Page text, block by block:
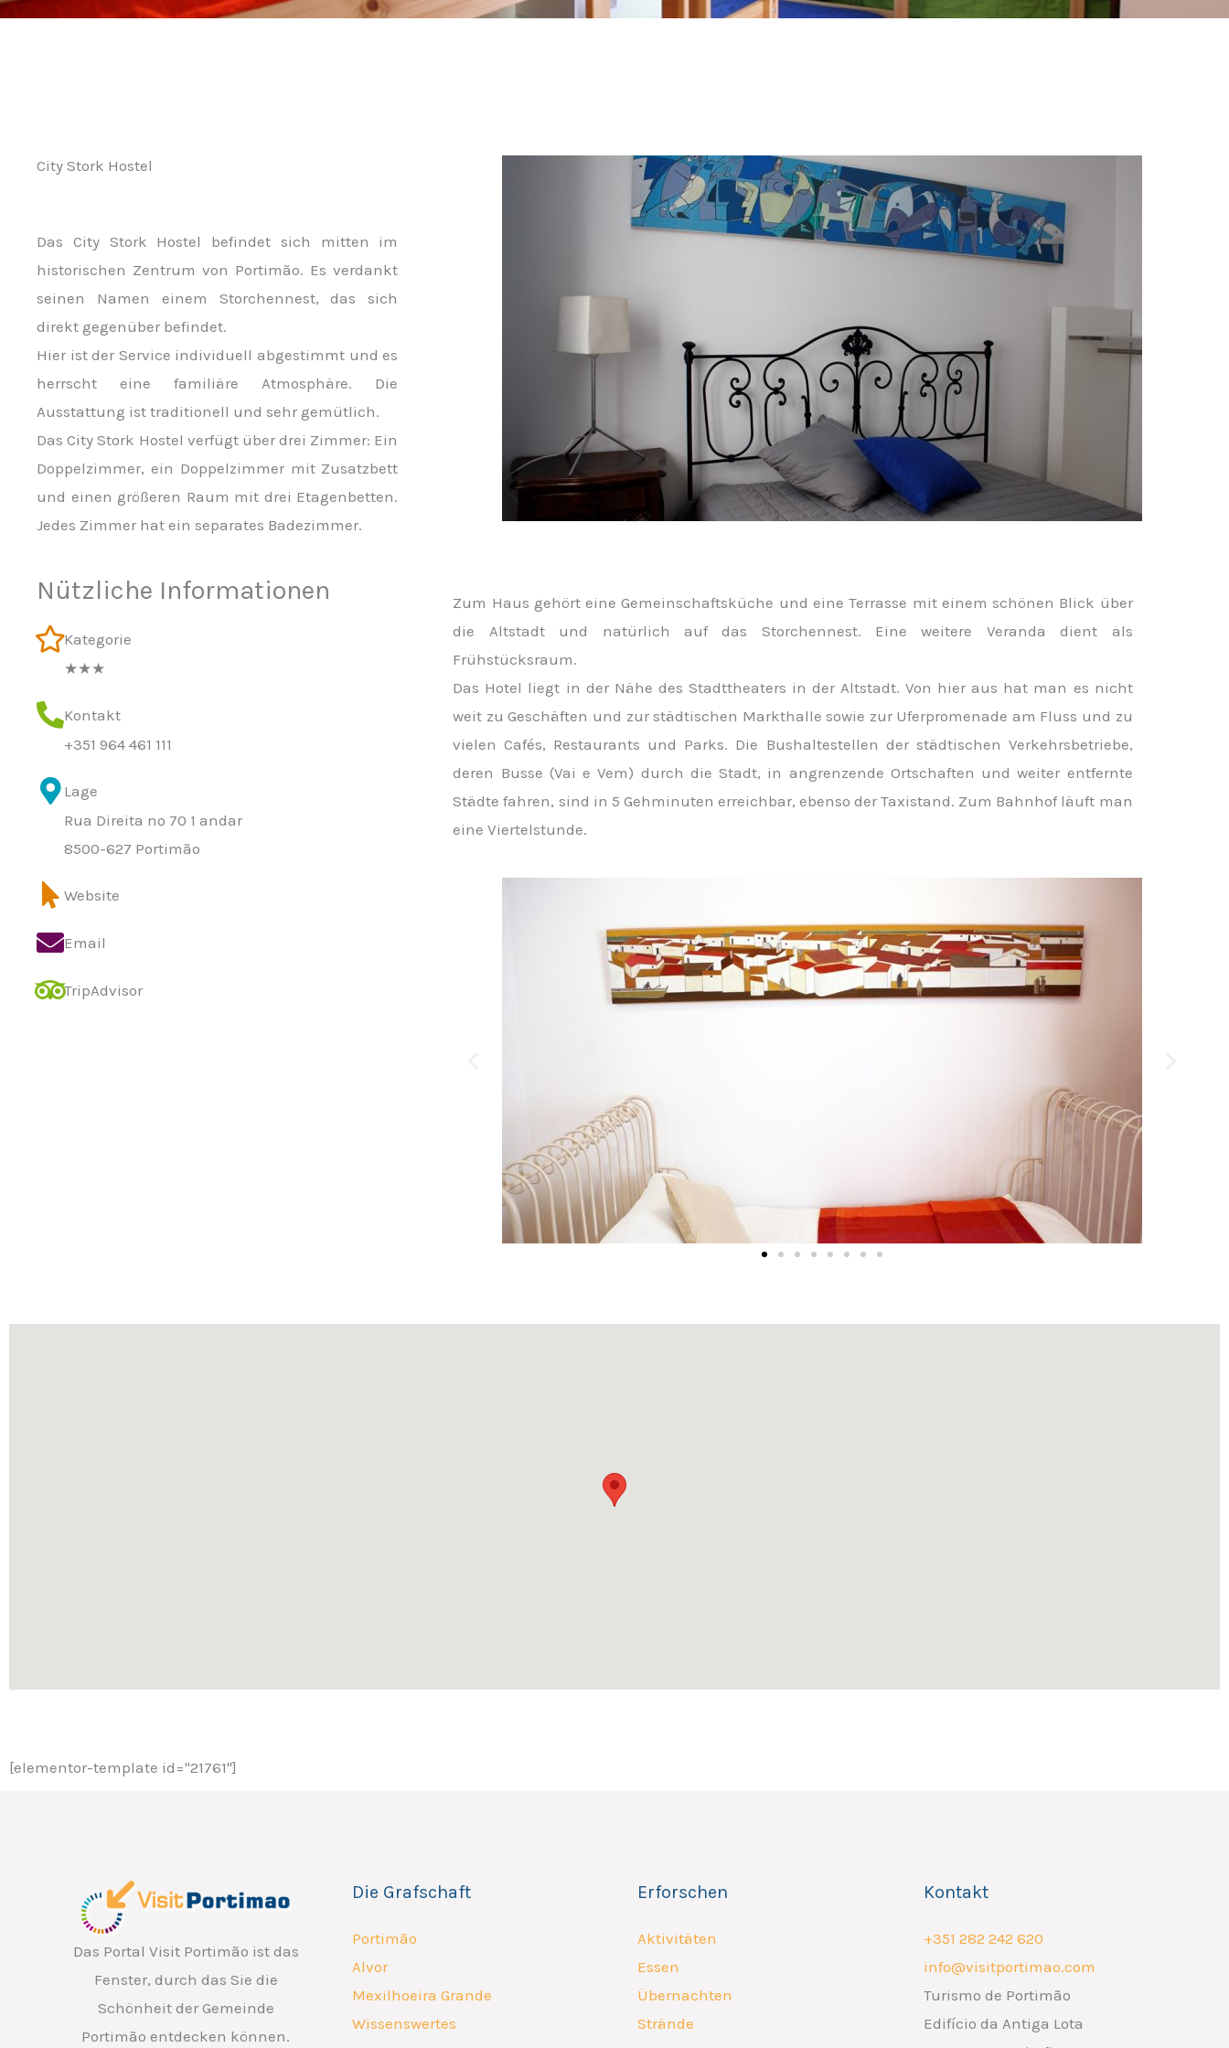
City Stork Hostel
Das City Stork Hostel befindet sich mitten im
historischen Zentrum von Portimão. Es verdankt
seinen Namen einem Storchennest, das sich
direkt gegenüber befindet.
Hier ist der Service individuell abgestimmt und es
herrscht eine familiäre Atmosphäre. Die
Ausstattung ist traditionell und sehr gemütlich.
Das City Stork Hostel verfügt über drei Zimmer: Ein
Doppelzimmer, ein Doppelzimmer mit Zusatzbett
und einen größeren Raum mit drei Etagenbetten.
Jedes Zimmer hat ein separates Badezimmer.
Nützliche Informationen
Kategorie
★★★
Kontakt
+351 964 461 111
Lage
Rua Direita nº 70 1 andar
8500-627 Portimão
Website
Email
TripAdvisor
Zum Haus gehört eine Gemeinschaftsküche und eine Terrasse mit einem schönen Blick über
die Altstadt und natürlich auf das Storchennest. Eine weitere Veranda dient als
Frühstücksraum.
Das Hotel liegt in der Nähe des Stadttheaters in der Altstadt. Von hier aus hat man es nicht
weit zu Geschäften und zur städtischen Markthalle sowie zur Uferpromenade am Fluss und zu
vielen Cafés, Restaurants und Parks. Die Bushaltestellen der städtischen Verkehrsbetriebe,
deren Busse (Vai e Vem) durch die Stadt, in angrenzende Ortschaften und weiter entfernte
Städte fahren, sind in 5 Gehminuten erreichbar, ebenso der Taxistand. Zum Bahnhof läuft man
eine Viertelstunde.
[elementor-template id="21761"]
Das Portal Visit Portimão ist das
Fenster, durch das Sie die
Schönheit der Gemeinde
Portimão entdecken können.
Die Grafschaft
Portimão
Alvor
Mexilhoeira Grande
Wissenswertes
Erforschen
Aktivitäten
Essen
Übernachten
Strände
Kontakt
+351 282 242 620
info@visitportimao.com
Turismo de Portimão
Edifício da Antiga Lota